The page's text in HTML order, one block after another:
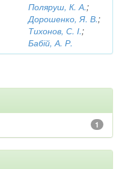
Поляруш, К. А.;
Дорошенко, Я. В.;
Тихонов, С. І.;
Бабій, А. Р.
1